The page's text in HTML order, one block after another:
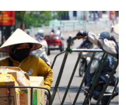
Tin Nông nghiệp & Biển
đảo
Mùa vàng
Biển đảo Việt Nam
Tâm tình biên giới và hải
đảo
Tìm hiểu biển, đảo Việt